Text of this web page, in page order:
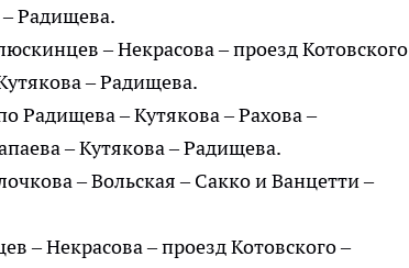
Радищева.
– Некрасова – проезд Котовского
– Радищева.
– Кутякова – Рахова –
– Кутякова – Радищева.
– Вольская – Сакко и Ванцетти –
– Некрасова – проезд Котовского –